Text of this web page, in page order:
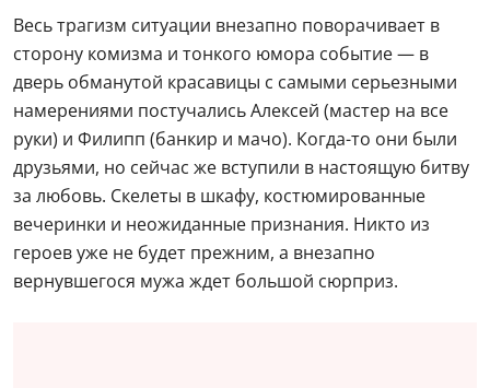
Весь трагизм ситуации внезапно поворачивает в
сторону комизма и тонкого юмора событие — в
дверь обманутой красавицы с самыми серьезными
намерениями постучались Алексей (мастер на все
руки) и Филипп (банкир и мачо). Когда-то они были
друзьями, но сейчас же вступили в настоящую битву
за любовь. Скелеты в шкафу, костюмированные
вечеринки и неожиданные признания. Никто из
героев уже не будет прежним, а внезапно
вернувшегося мужа ждет большой сюрприз.